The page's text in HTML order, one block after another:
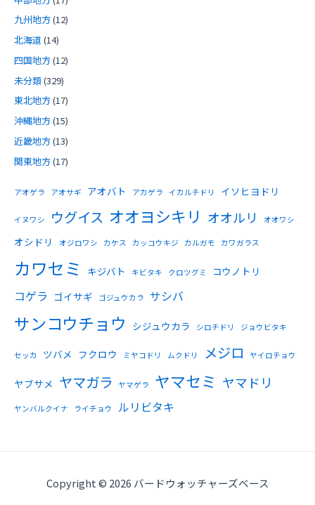
九州地方(12)
北海道 (14)
四国地方(12)
未分類(329)
東北地方(17)
沖縄地方(15)
近畿地方(13)
関東地方(17)
アオゲラ アオサギ アオバト アカゲラ イカルチドリ イソヒヨドリ
イヌワシ ウグイス オオヨシキリ オオルリ オオワシ
オシドリ オジロワシ カケス カッコウキジ カルガモ カワガラス
カワセミ キジバト キビタキ クロツグミ コウノトリ
コゲラ ゴイサギ ゴジュウカラ サシバ
サンコウチョウ シジュウカラ シロチドリ ジョウビタキ
セッカ ツバメ フクロウ ミヤコドリ ムクドリ メジロ ヤイロチョウ
ヤブサメ ヤマガラ ヤマゲラ ヤマセミ ヤマドリ
ヤンバルクイナ ライチョウ ルリビタキ
Copyright © 2026 バードウォッチャーズベース